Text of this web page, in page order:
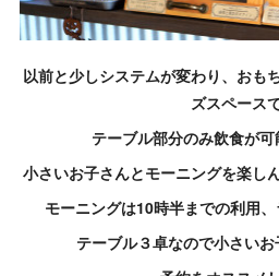
以前と少しシステムが変わり、おも
ズスペース
テーブル部分のみ飲食が可
小さいお子さんとモーニングを楽し
モーニングは10時半までの利用、
テーブル３卓なので小さい